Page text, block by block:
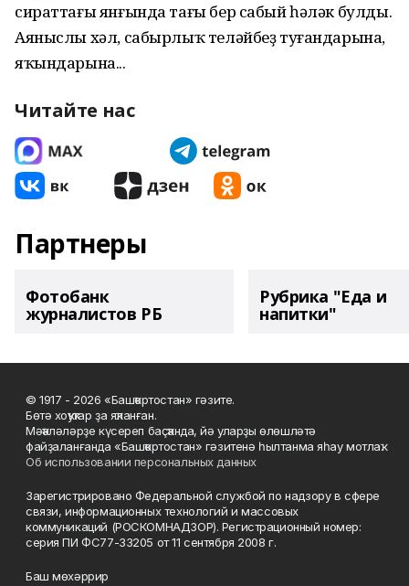
сираттағы янғында тағы бер сабый һәләк булды.
Аяныслы хәл, сабырлыҡ теләйбеҙ туғандарына,
яҡындарына...
Читайте нас
Партнеры
Фотобанк
журналистов РБ
Рубрика "Еда и
напитки"
© 1917 - 2026 «Башҡортостан» гәзите.
Бөтә хоҡуҡтар ҙа яҡланған.
Мәҡәләләрҙе күсереп баҫҡанда, йә уларҙы өлөшләтә
файҙаланғанда «Башҡортостан» гәзитенә һылтанма яһау мотлаҡ.
Об использовании персональных данных
Зарегистрировано Федеральной службой по надзору в сфере
связи, информационных технологий и массовых
коммуникаций (РОСКОМНАДЗОР). Регистрационный номер:
серия ПИ ФС77-33205 от 11 сентября 2008 г.
Баш мөхәррир